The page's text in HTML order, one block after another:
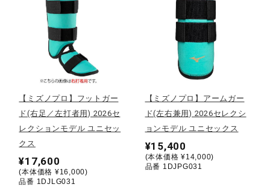
インナー
寝具／ミズノスリープ
アウトドア／レイン
サポーター
【ミズノプロ】フットガー
ド(右足／左打者用) 2026セ
レクションモデル ユニセッ
クス
¥17,600
(本体価格 ¥16,000)
品番 1DJLG031
【ミズノプロ】アームガー
ド(左右兼用) 2026セレクシ
ョンモデル ユニセックス
¥15,400
(本体価格 ¥14,000)
品番 1DJPG031